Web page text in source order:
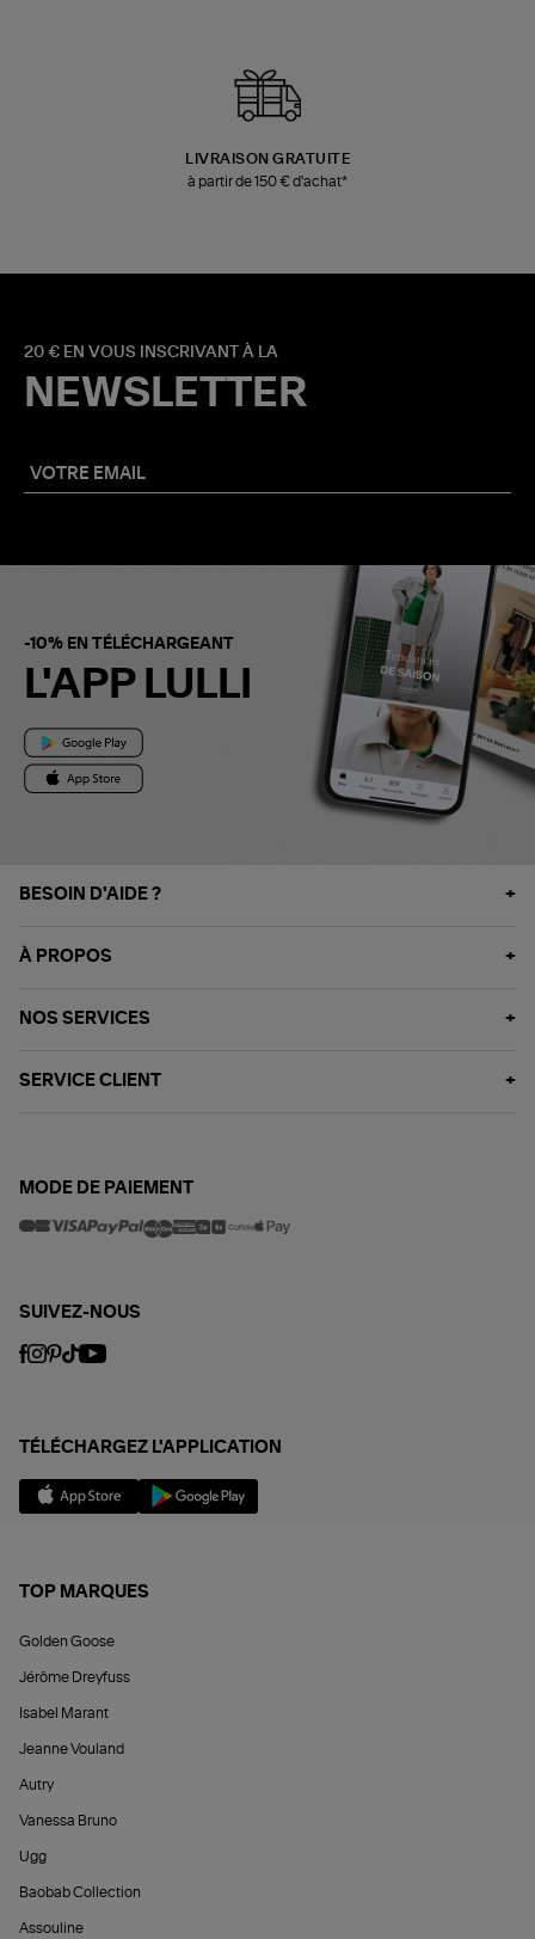
LIVRAISON GRATUITE
à partir de 150 € d'achat*
20 € EN VOUS INSCRIVANT À LA
NEWSLETTER
-10% EN TÉLÉCHARGEANT
L'APP LULLI
BESOIN D'AIDE ?
À PROPOS
NOS SERVICES
SERVICE CLIENT
MODE DE PAIEMENT
SUIVEZ-NOUS
TÉLÉCHARGEZ L'APPLICATION
TOP MARQUES
Golden Goose
Jérôme Dreyfuss
Isabel Marant
Jeanne Vouland
Autry
Vanessa Bruno
Ugg
Baobab Collection
Assouline